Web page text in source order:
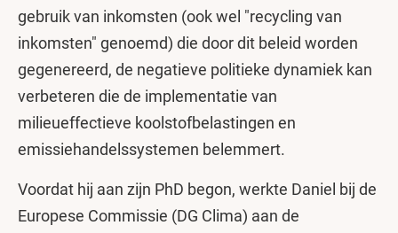
gebruik van inkomsten (ook wel "recycling van
inkomsten" genoemd) die door dit beleid worden
gegenereerd, de negatieve politieke dynamiek kan
verbeteren die de implementatie van
milieueffectieve koolstofbelastingen en
emissiehandelssystemen belemmert.
Voordat hij aan zijn PhD begon, werkte Daniel bij de
Europese Commissie (DG Clima) aan de